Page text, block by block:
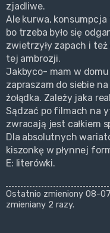
zjadliwe.
Ale kurwa,
bo trzeba było się
zwietrzyły zapach i też
tej ambrozji.
Jakbyco- mam w
zapraszam do siebie
żołądka. Zależy jaka
Sądzać po filmach na
zwracają jest całkiem
Dla absolutnych
kiszonkę w płynnej
E: literówki.
Ostatnio zmieniony 08-
zmieniany 2 razy.